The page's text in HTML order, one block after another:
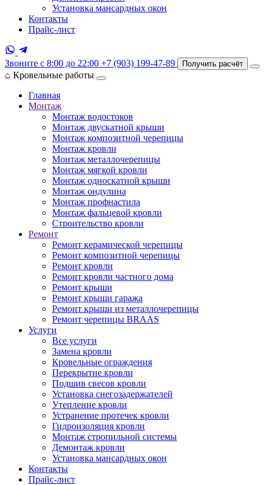
Установка мансардных окон
Контакты
Прайс-лист
Звоните с 8:00 до 22:00 +7 (903) 199-47-89 Получить расчёт
⌂ Кровельные работы
Главная
Монтаж
Монтаж водостоков
Монтаж двускатной крыши
Монтаж композитной черепицы
Монтаж кровли
Монтаж металлочерепицы
Монтаж мягкой кровли
Монтаж односкатной крыши
Монтаж ондулина
Монтаж профнастила
Монтаж фальцевой кровли
Строительство кровли
Ремонт
Ремонт керамической черепицы
Ремонт композитной черепицы
Ремонт кровли
Ремонт кровли частного дома
Ремонт крыши
Ремонт крыши гаража
Ремонт крыши из металлочерепицы
Ремонт черепицы BRAAS
Услуги
Все услуги
Замена кровли
Кровельные ограждения
Перекрытие кровли
Подшив свесов кровли
Установка снегозадержателей
Утепление кровли
Устранение протечек кровли
Гидроизоляция кровли
Монтаж стропильной системы
Демонтаж кровли
Установка мансардных окон
Контакты
Прайс-лист